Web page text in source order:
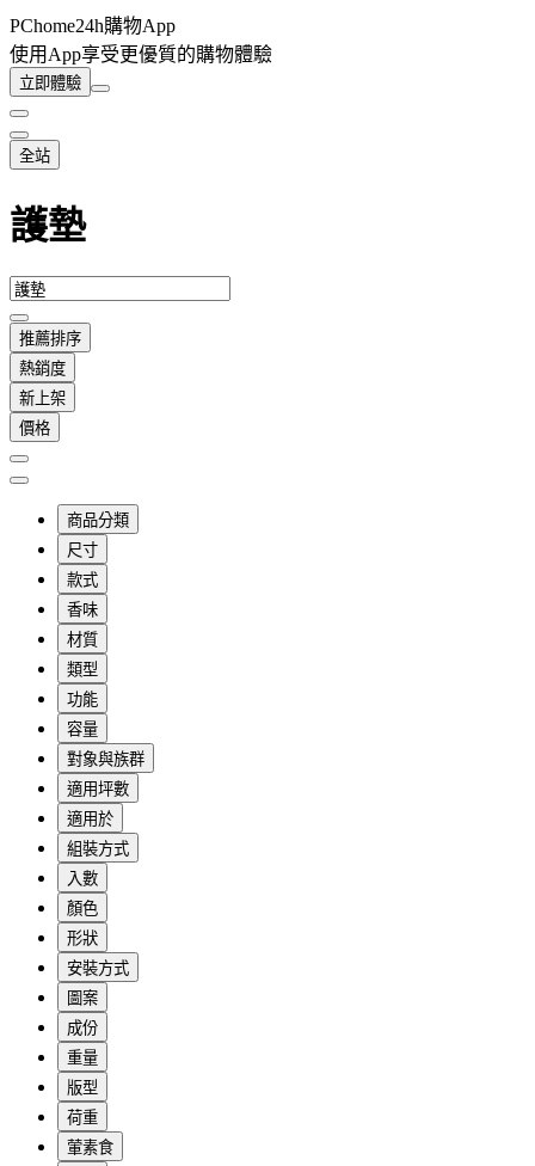
PChome24h購物App
使用App享受更優質的購物體驗
立即體驗
全站
護墊
推薦排序
熱銷度
新上架
價格
商品分類
尺寸
款式
香味
材質
類型
功能
容量
對象與族群
適用坪數
適用於
組裝方式
入數
顏色
形狀
安裝方式
圖案
成份
重量
版型
荷重
葷素食